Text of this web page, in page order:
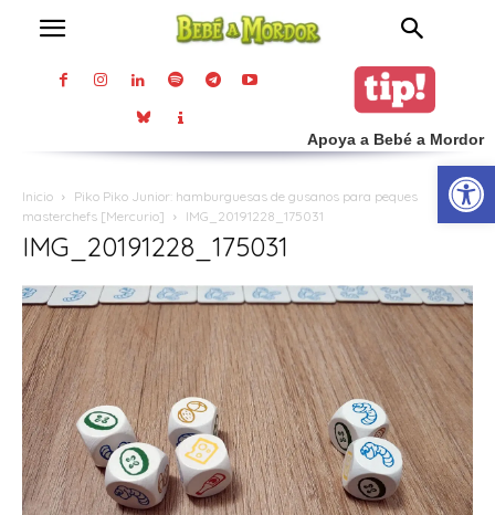
Apoya a Bebé a Mordor
Inicio
Piko Piko Junior: hamburguesas de gusanos para peques
masterchefs [Mercurio]
IMG_20191228_175031
IMG_20191228_175031